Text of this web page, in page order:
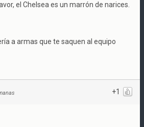
el Chelsea es un marrón de narices.
a armas que te saquen al equipo
+1